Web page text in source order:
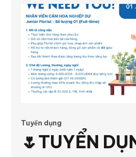
Tuyển dụng
🌷TUYỂN